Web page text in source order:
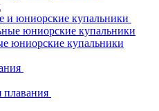
и юниорские купальники
юниорские купальники
юниорские купальники